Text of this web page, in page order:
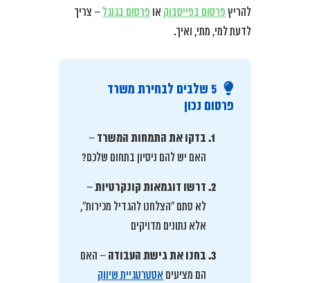
להריץ פרסום בפייסבוק או פרסום בגוגל – צריך
לדעת למי, מתי, ואיך.
5 שלבים לבחירת משרד
פרסום נכון
בדקו את התמחות המשרד –
האם יש להם ניסיון בתחום שלכם?
דרשו דוגמאות קונקרטיות–
לא סתם “הצלחנו להגדיל מכירות”,
אלא נתונים מדויקים
בחנו את גישת העבודה – האם
הם מציעים אסטרטגיית שיווק